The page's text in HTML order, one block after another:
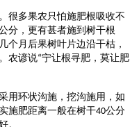
很多果农只怕施肥根吸收不
分，更有甚者施到树干根
个月后果树叶片边沿干枯，
农谚说“宁让根寻肥，莫让肥
用环状沟施，挖沟施用，如
施肥距离一般在树干40公分
。